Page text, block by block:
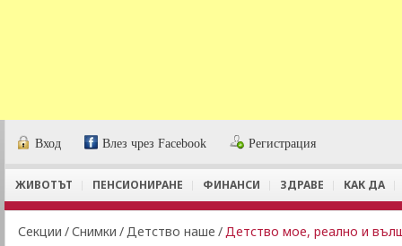
Вход Влез чрез Facebook Регистрация
ЖИВОТЪТ ПЕНСИОНИРАНЕ ФИНАНСИ ЗДРАВЕ КАК ДА
Секции /Снимки /Детство наше /Детство мое, реално и